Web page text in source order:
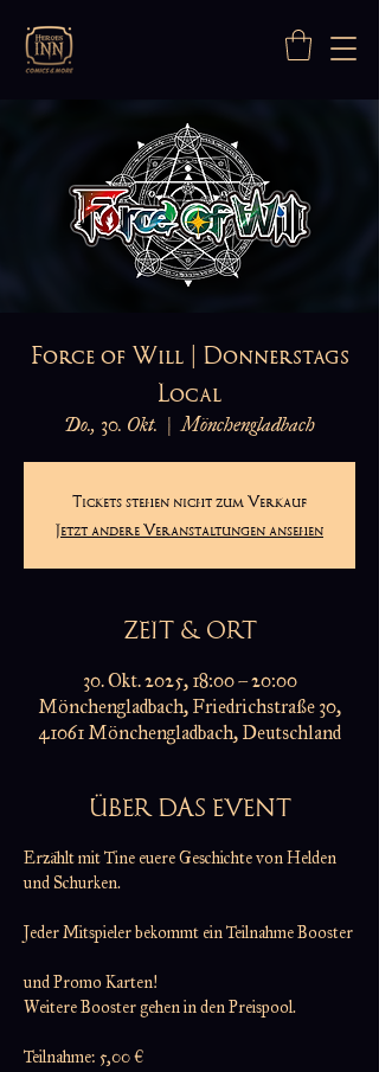
Force of Will | Donnerstags
Local
Do., 30. Okt.
  |
Mönchengladbach
Tickets stehen nicht zum Verkauf
Jetzt andere Veranstaltungen ansehen
ZEIT & ORT
30. Okt. 2025, 18:00 – 20:00
Mönchengladbach, Friedrichstraße 30,
41061 Mönchengladbach, Deutschland
ÜBER DAS EVENT
Erzählt mit Tine euere Geschichte von Helden
und Schurken.
Jeder Mitspieler bekommt ein Teilnahme Booster
und Promo Karten!
Weitere Booster gehen in den Preispool.
Teilnahme: 5,00 €